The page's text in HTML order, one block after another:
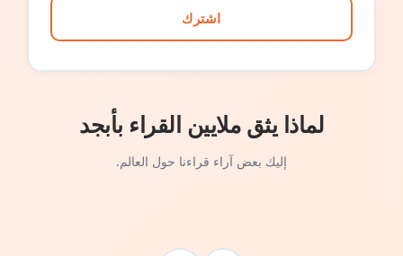
اشترك
لماذا يثق ملايين القراء بأبجد
إليك بعض آراء قراءنا حول العالم.